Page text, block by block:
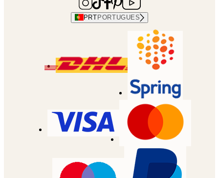
PRT PORTUGUES